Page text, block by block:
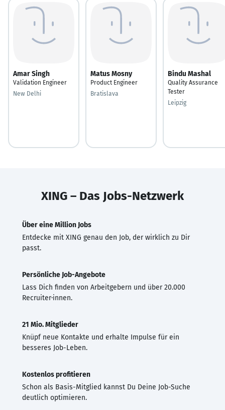
Amar Singh
Validation Engineer
New Delhi
Matus Mosny
Product Engineer
Bratislava
Bindu Mashal
Quality Assurance
Tester
Leipzig
XING – Das Jobs-Netzwerk
Über eine Million Jobs
Entdecke mit XING genau den Job, der wirklich zu Dir
passt.
Persönliche Job-Angebote
Lass Dich finden von Arbeitgebern und über 20.000
Recruiter·innen.
21 Mio. Mitglieder
Knüpf neue Kontakte und erhalte Impulse für ein
besseres Job-Leben.
Kostenlos profitieren
Schon als Basis-Mitglied kannst Du Deine Job-Suche
deutlich optimieren.